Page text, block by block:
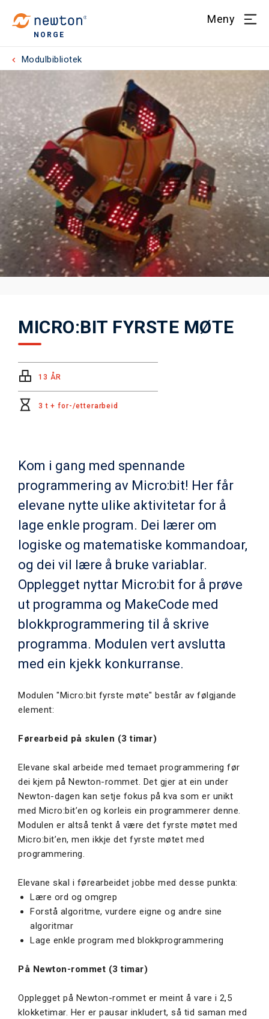
NORGE
Meny
Modulbibliotek
MICRO:BIT FYRSTE MØTE
13 ÅR
3 t + for-/etterarbeid
Kom i gang med spennande
programmering av Micro:bit! Her får
elevane nytte ulike aktivitetar for å
lage enkle program. Dei lærer om
logiske og matematiske kommandoar,
og dei vil lære å bruke variablar.
Opplegget nyttar Micro:bit for å prøve
ut programma og MakeCode med
blokkprogrammering til å skrive
programma. Modulen vert avslutta
med ein kjekk konkurranse.
Modulen "Micro:bit fyrste møte" består av følgjande
element:
Førearbeid på skulen (3 timar)
Elevane skal arbeide med temaet programmering før
dei kjem på Newton-rommet. Det gjer at ein under
Newton-dagen kan setje fokus på kva som er unikt
med Micro:bit’en og korleis ein programmerer denne.
Modulen er altså tenkt å være det fyrste møtet med
Micro:bit’en, men ikkje det fyrste møtet med
programmering.
Elevane skal i førearbeidet jobbe med desse punkta:
Lære ord og omgrep
Forstå algoritme, vurdere eigne og andre sine
algoritmar
Lage enkle program med blokkprogrammering
På Newton-rommet (3 timar)
Opplegget på Newton-rommet er meint å vare i 2,5
klokketimar. Her er pausar inkludert, så tid saman med